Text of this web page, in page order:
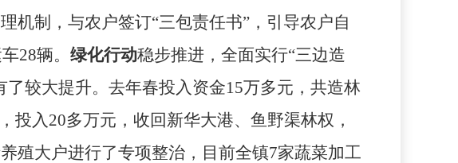
机制，与农户签订“三包责任书”，引导农户自
28辆。 绿化行动稳步推进，全面实行“三边造
较大提升。去年春投入资金15万多元，共造林
投入20多万元，收回新华大港、鱼野渠林权，
殖大户进行了专项整治，目前全镇7家蔬菜加工